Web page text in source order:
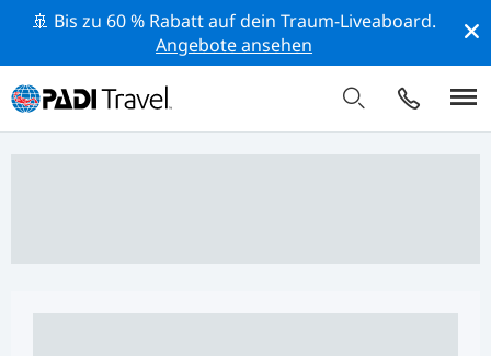
🚢 Bis zu 60 % Rabatt auf dein Traum-Liveaboard.
Angebote ansehen